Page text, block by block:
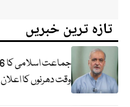
تازہ ترین خبریں
وقت دھرنوں کا اعلان